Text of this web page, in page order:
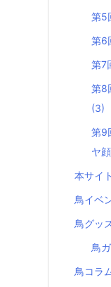
第5
第6
第7
第8
(3)
第9
ヤ
本サイ
鳥イベ
鳥グッ
鳥
鳥コラ